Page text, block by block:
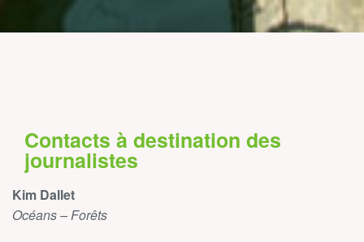
Contacts à destination des
journalistes
Kim Dallet
Océans – Forêts